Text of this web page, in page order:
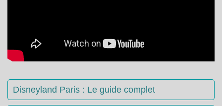
Disneyland Paris : Le guide complet